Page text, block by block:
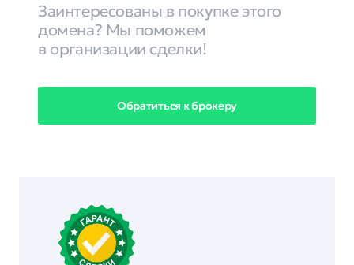
Заинтересованы в покупке этого
домена? Мы поможем
в организации сделки!
Обратиться к брокеру